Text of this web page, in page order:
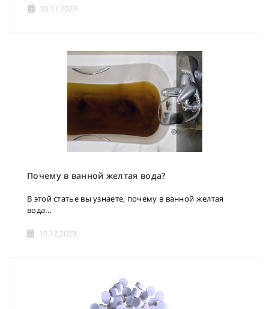
10.11.2023
Почему в ванной желтая вода?
В этой статье вы узнаете, почему в ванной желтая
вода...
15.12.2023